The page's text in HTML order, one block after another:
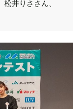
りささん、